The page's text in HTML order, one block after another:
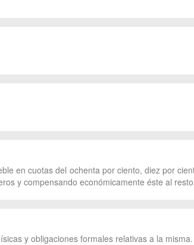
en cuotas del ochenta por ciento, diez por
y compensando económicamente éste al
y obligaciones formales relativas a la misma.